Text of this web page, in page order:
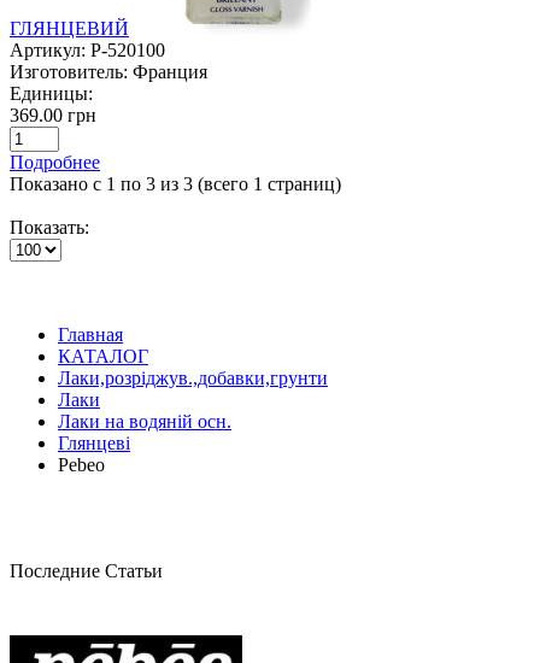
ГЛЯНЦЕВИЙ
Артикул: P-520100
Изготовитель: Франция
Единицы:
369.00 грн
Подробнее
Показано с 1 по 3 из 3 (всего 1 страниц)
Показать:
Главная
КАТАЛОГ
Лаки,розріджув.,добавки,грунти
Лаки
Лаки на водяній осн.
Глянцеві
Pebeo
Последние Статьи